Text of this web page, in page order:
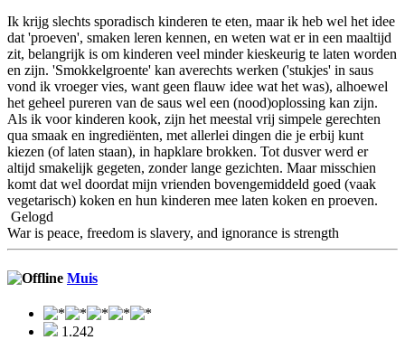
Ik krijg slechts sporadisch kinderen te eten, maar ik heb wel het idee
dat 'proeven', smaken leren kennen, en weten wat er in een maaltijd
zit, belangrijk is om kinderen veel minder kieskeurig te laten worden
en zijn. 'Smokkelgroente' kan averechts werken ('stukjes' in saus
vond ik vroeger vies, want geen flauw idee wat het was), alhoewel
het geheel pureren van de saus wel een (nood)oplossing kan zijn.
Als ik voor kinderen kook, zijn het meestal vrij simpele gerechten
qua smaak en ingrediënten, met allerlei dingen die je erbij kunt
kiezen (of laten staan), in hapklare brokken. Tot dusver werd er
altijd smakelijk gegeten, zonder lange gezichten. Maar misschien
komt dat wel doordat mijn vrienden bovengemiddeld goed (vaak
vegetarisch) koken en hun kinderen mee laten koken en proeven.
Gelogd
War is peace, freedom is slavery, and ignorance is strength
Muis
1.242